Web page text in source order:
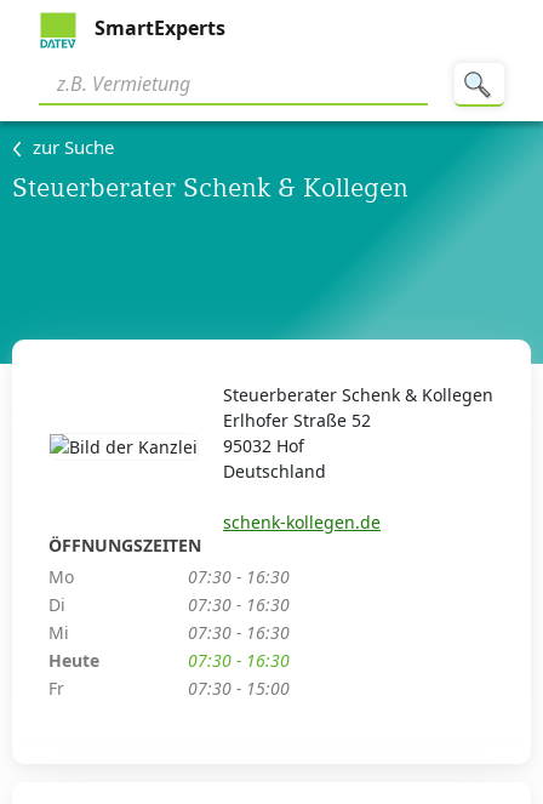
SmartExperts
zur Suche
Steuerberater Schenk & Kollegen
Steuerberater Schenk & Kollegen
Erlhofer Straße 52
95032 Hof
Deutschland
schenk-kollegen.de
ÖFFNUNGSZEITEN
Mo
07:30 - 16:30
Di
07:30 - 16:30
Mi
07:30 - 16:30
Heute
07:30 - 16:30
Fr
07:30 - 15:00